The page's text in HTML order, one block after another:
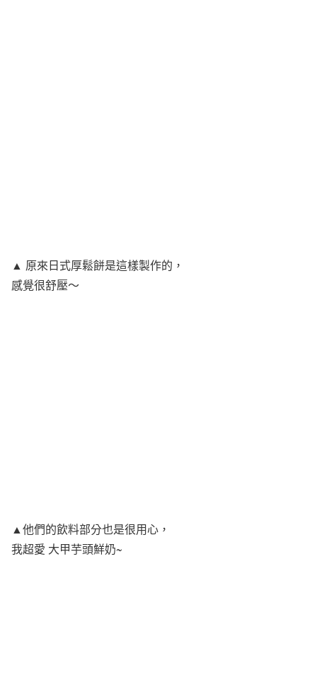
▲ 原來日式厚鬆餅是這樣製作的，
感覺很舒壓～
▲他們的飲料部分也是很用心，
我超愛 大甲芋頭鮮奶~